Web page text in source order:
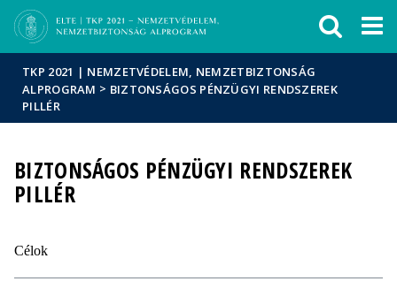
Hírek
Események
ELTE a
sajtóban
TKP 2021 | NEMZETVÉDELEM, NEMZETBIZTONSÁG
ALPROGRAM > BIZTONSÁGOS PÉNZÜGYI RENDSZEREK
PILLÉR
BIZTONSÁGOS PÉNZÜGYI RENDSZEREK
PILLÉR
Célok